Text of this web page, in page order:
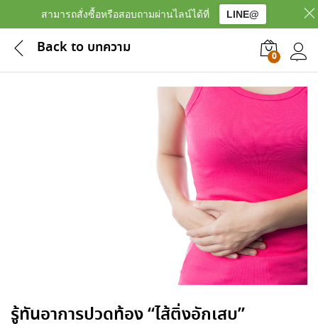
Back to บทความ 0
เข้าสู่
รู้ทันอาการปวดท้อง “ไส้ติ่งอักเสบ”
สามารถสั่งซื้อหรือสอบถามผ่านไลน์ได้ที่ LINE@